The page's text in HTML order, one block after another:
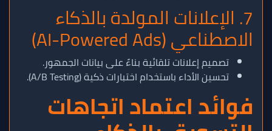
7. الإعلانات المولدة بالذكاء
الاصطناعي (AI-Powered Ads)
تصميم إعلانات تلقائية بناءً على بيانات الجمهور.
تحسين الأداء باستخدام اختبارات ذكية (A/B Testing).
فوائد اعتماد اتجاهات